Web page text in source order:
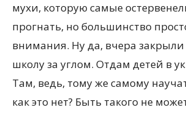
мухи, которую самые
прогнать, но большинство
внимания. Ну да, вчера закрыли
школу за углом. Отдам детей в
Там, ведь, тому же самому
как это нет? Быть такого не